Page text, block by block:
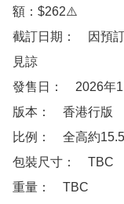
額：$262⚠️
截訂日期：　因預
見諒
發售日：　2026年
版本：　香港行版
比例：　全高約
包裝尺寸：　TBC
重量：　TBC